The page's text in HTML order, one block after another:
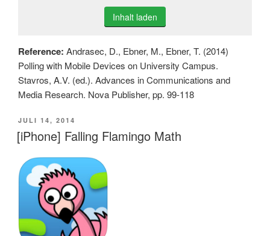
Inhalt laden
Reference: Andrasec, D., Ebner, M., Ebner, T. (2014)
Polling with Mobile Devices on University Campus.
Stavros, A.V. (ed.). Advances in Communications and
Media Research. Nova Publisher, pp. 99-118
VERÖFFENTLICHT
AM
JULI 14, 2014
[iPhone] Falling Flamingo Math